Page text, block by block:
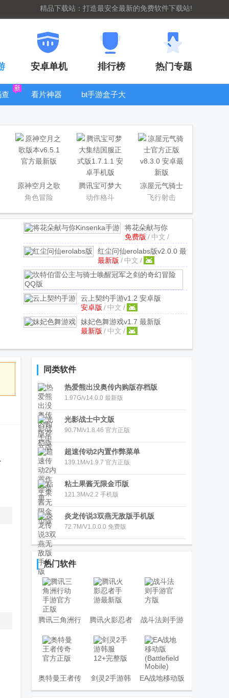
精品下载站：打造最安全最新的免费软件下载站!
安卓单机 排行榜 热门专题
看片神器
bt手游盒子大
原神空月之歌
版本
角色冒险
腾讯宝可梦大
集结国服正式
动作格斗
凉屋元气骑士
官方正版
飞行射击
将花朵献与你
Kinsenka手游
V2.3.2 免费版
免费版 / 中文 /
红尘问仙erolabs版v2.0.0 最
新版
最新版 / 中文 /
云上契约手游v1.2 安卓版
安卓版 / 中文 /
妹妃色舞游戏v1.7 最新版
最新版 / 中文 /
同类软件
热爱熊出没奥传内购版存档版
1.97G/v14.0.0 最新版
光影战士中文版
90.7M/v1.8.46 官方正版
超速传动2内置作弊菜单
139.1M/v1.9.7 官方正版
粘土果酱无限金币版
121.3M/v2.2 手机版
炎龙传说3双燕无敌版手机版
72.7M/V1.0.0.0 免费版
热门软件
腾讯三角洲行
动手游官方正
版
腾讯火影忍者
手游最新版
战斗法则手游
官方版
奥特曼王者传
奇官方正版
剑灵2手游韩
服12+完整版
EA战地移动版
(Battlefield